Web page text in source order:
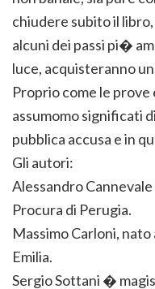
chiudere subito il libro,
alcuni dei passi pi�
luce, acquisteranno
Proprio come le prove
assumomo significati
pubblica accusa e in
Gli autori:
Alessandro
Procura di Perugia.
Massimo Carloni,
Emilia.
Sergio Sottani �